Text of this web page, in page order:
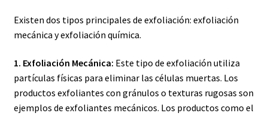
Existen dos tipos principales de exfoliación: exfoliación
mecánica y exfoliación química.
1. Exfoliación Mecánica: Este tipo de exfoliación utiliza
partículas físicas para eliminar las células muertas. Los
productos exfoliantes con gránulos o texturas rugosas son
ejemplos de exfoliantes mecánicos. Los productos como el